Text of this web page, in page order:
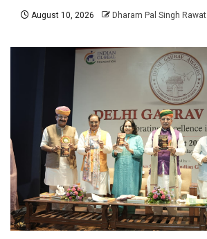
August 10, 2026 Dharam Pal Singh Rawat